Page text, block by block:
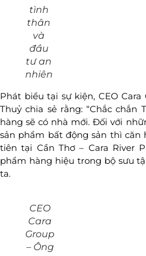
tình
thân
và
đầu
tư an
nhiên
Phát biểu tại sự kiện, CEO
Thuỷ chia sẻ rằng: “Chắc chắn
hàng sẽ có nhà mới. Đối với
sản phẩm bất động sản thì căn
tiên tại Cần Thơ – Cara River
phẩm hàng hiệu trong bộ sưu
ta.
CEO
Cara
Group
– Ông